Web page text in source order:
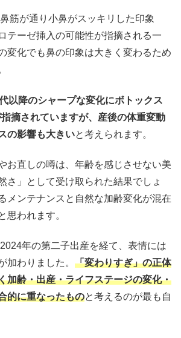
筋が通り小鼻がスッキリした印象
テーゼ挿入の可能性が指摘される一
変化でも鼻の印象は大きく変わるため
以降のシャープな変化にボトックス
摘されていますが、産後の体重変動
の影響も大きいと考えられます。
お直しの噂は、年齢を感じさせない美
さ」として受け取られた結果でしょ
メンテナンスと自然な加齢変化が混在
思われます。
年の第二子出産を経て、表情には
加わりました。 「変わりすぎ」の正体
加齢・出産・ライフステージの変化・
的に重なったものと考えるのが最も自